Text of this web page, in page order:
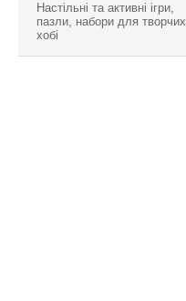
Настільні та активні ігри,
пазли, набори для творчих
хобі